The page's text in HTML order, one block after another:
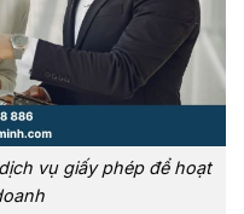
vụ giấy phép để hoạt